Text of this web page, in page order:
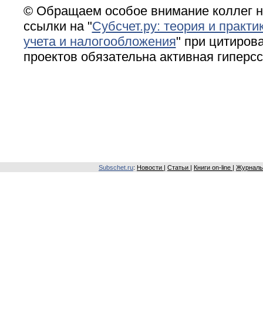
© Обращаем особое внимание коллег
ссылки на "Субсчет.ру: теория и
учета и налогообложения" при
проектов обязательна активная
Subschet.ru: Новости Статьи Книги on-line